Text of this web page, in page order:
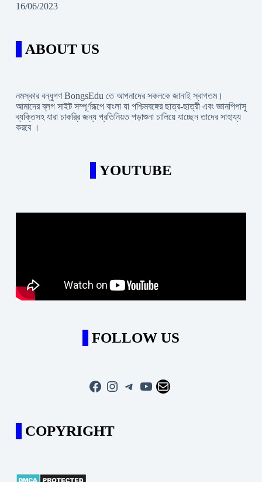
16/06/2023
ABOUT US
নমস্কার বন্ধুগণ BongsEdu তে আপনাদের সকলকে জানাই স্বাগতম।
আমাদের ব্লগ সাইট সম্পূর্ণরূপে বাংলা যা পশ্চিমবঙ্গের ছাত্র-ছাত্রী এবং জ্ঞানপিপাসু
ব্যক্তিসহ যারা চাকরি্র জন্য প্রতিনিয়ত পড়াশুনা চালিয়ে যাচ্ছেন তাদের সাহায্য
করবে ।
YOUTUBE
FOLLOW US
Facebook
Instagram
Telegram
YouTube
Mail
COPYRIGHT